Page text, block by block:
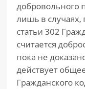
добровольного
лишь в случаях,
статьи 302
считается
пока не
действует
Гражданского